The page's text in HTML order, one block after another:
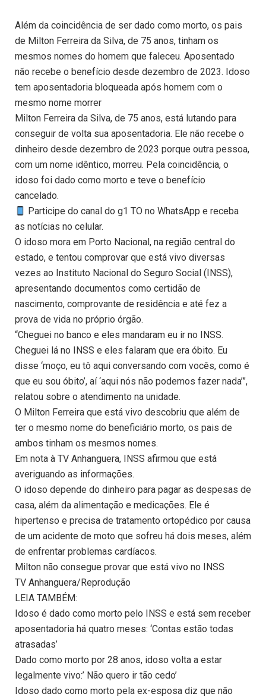
Além da coincidência de ser dado como morto, os pais
de Milton Ferreira da Silva, de 75 anos, tinham os
mesmos nomes do homem que faleceu. Aposentado
não recebe o benefício desde dezembro de 2023. Idoso
tem aposentadoria bloqueada após homem com o
mesmo nome morrer
Milton Ferreira da Silva, de 75 anos, está lutando para
conseguir de volta sua aposentadoria. Ele não recebe o
dinheiro desde dezembro de 2023 porque outra pessoa,
com um nome idêntico, morreu. Pela coincidência, o
idoso foi dado como morto e teve o benefício
cancelado.
Participe do canal do g1 TO no WhatsApp e receba
as notícias no celular.
O idoso mora em Porto Nacional, na região central do
estado, e tentou comprovar que está vivo diversas
vezes ao Instituto Nacional do Seguro Social (INSS),
apresentando documentos como certidão de
nascimento, comprovante de residência e até fez a
prova de vida no próprio órgão.
“Cheguei no banco e eles mandaram eu ir no INSS.
Cheguei lá no INSS e eles falaram que era óbito. Eu
disse ‘moço, eu tô aqui conversando com vocês, como é
que eu sou óbito’, aí ‘aqui nós não podemos fazer nada’”,
relatou sobre o atendimento na unidade.
O Milton Ferreira que está vivo descobriu que além de
ter o mesmo nome do beneficiário morto, os pais de
ambos tinham os mesmos nomes.
Em nota à TV Anhanguera, INSS afirmou que está
averiguando as informações.
O idoso depende do dinheiro para pagar as despesas de
casa, além da alimentação e medicações. Ele é
hipertenso e precisa de tratamento ortopédico por causa
de um acidente de moto que sofreu há dois meses, além
de enfrentar problemas cardíacos.
Milton não consegue provar que está vivo no INSS
TV Anhanguera/Reprodução
LEIA TAMBÉM:
Idoso é dado como morto pelo INSS e está sem receber
aposentadoria há quatro meses: ‘Contas estão todas
atrasadas’
Dado como morto por 28 anos, idoso volta a estar
legalmente vivo:’ Não quero ir tão cedo’
Idoso dado como morto pela ex-esposa diz que não